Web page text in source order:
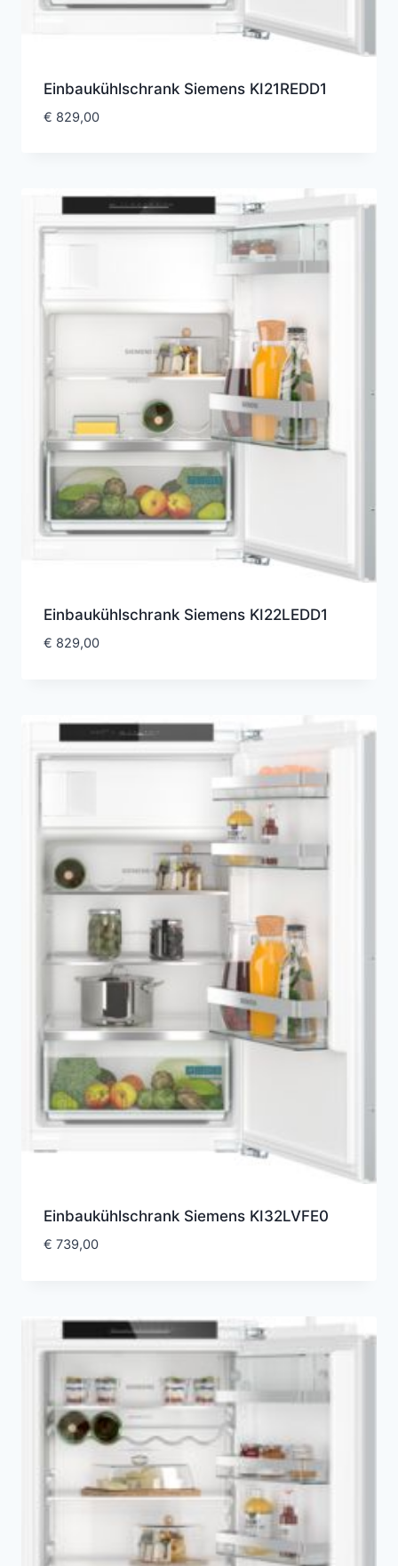
Einbaukühlschrank Siemens KI21REDD1
€ 829,00
Einbaukühlschrank Siemens KI22LEDD1
€ 829,00
Einbaukühlschrank Siemens KI32LVFE0
€ 739,00